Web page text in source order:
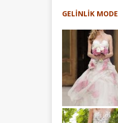
GELİNLİK